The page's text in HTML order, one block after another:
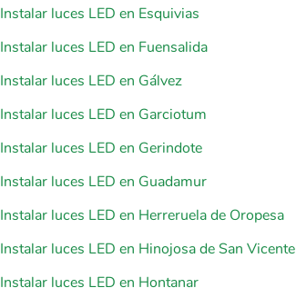
Instalar luces LED en Esquivias
Instalar luces LED en Fuensalida
Instalar luces LED en Gálvez
Instalar luces LED en Garciotum
Instalar luces LED en Gerindote
Instalar luces LED en Guadamur
Instalar luces LED en Herreruela de Oropesa
Instalar luces LED en Hinojosa de San Vicente
Instalar luces LED en Hontanar